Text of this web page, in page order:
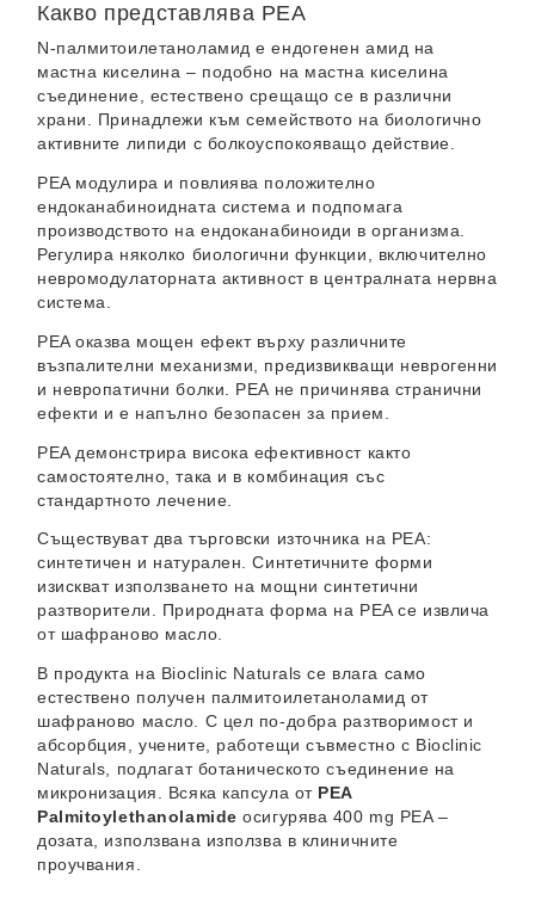
Какво представлява PEA
N-палмитоилетаноламид е ендогенен амид на
мастна киселина – подобно на мастна киселина
съединение, естествено срещащо се в различни
храни. Принадлежи към семейството на биологично
активните липиди с болкоуспокояващо действие.
PEA модулира и повлиява положително
ендоканабиноидната система и подпомага
производството на ендоканабиноиди в организма.
Регулира няколко биологични функции, включително
невромодулаторната активност в централната нервна
система.
PEA оказва мощен ефект върху различните
възпалителни механизми, предизвикващи неврогенни
и невропатични болки. PEA не причинява странични
ефекти и е напълно безопасен за прием.
PEA демонстрира висока ефективност както
самостоятелно, така и в комбинация със
стандартното лечение.
Съществуват два търговски източника на PEA:
синтетичен и натурален. Синтетичните форми
изискват използването на мощни синтетични
разтворители. Природната форма на PEA се извлича
от шафраново масло.
В продукта на Bioclinic Naturals се влага само
естествено получен палмитоилетаноламид от
шафраново масло. С цел по-добра разтворимост и
абсорбция, учените, работещи съвместно с Bioclinic
Naturals, подлагат ботаническото съединение на
микронизация. Всяка капсула от PEA
Palmitoylethanolamide осигурява 400 mg PEA –
дозата, използвана използва в клиничните
проучвания.